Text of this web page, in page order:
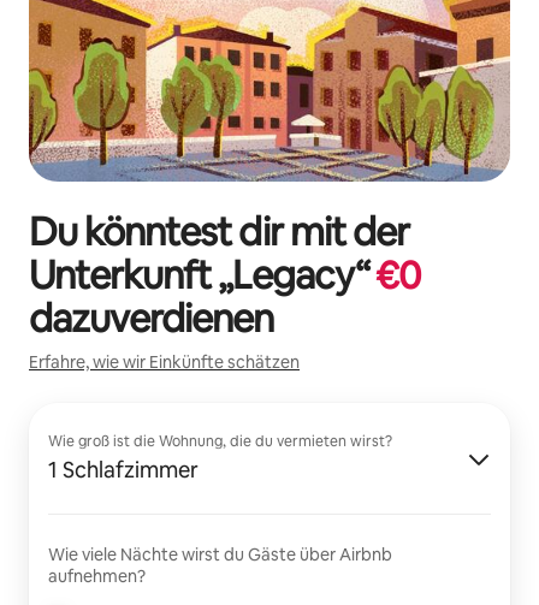
Du könntest dir mit der
Unterkunft „Legacy“€0
dazuverdienen
Erfahre, wie wir Einkünfte schätzen
Wie groß ist die Wohnung, die du vermieten wirst?
1 Schlafzimmer
Wie viele Nächte wirst du Gäste über Airbnb
aufnehmen?